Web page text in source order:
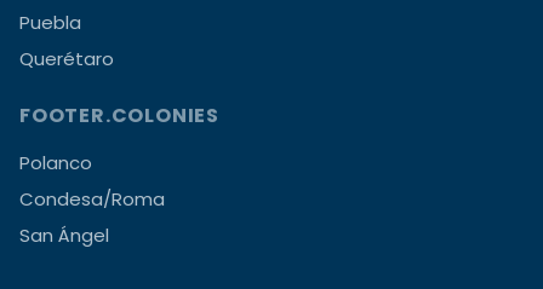
Puebla
Querétaro
FOOTER.COLONIES
Polanco
Condesa/Roma
San Ángel